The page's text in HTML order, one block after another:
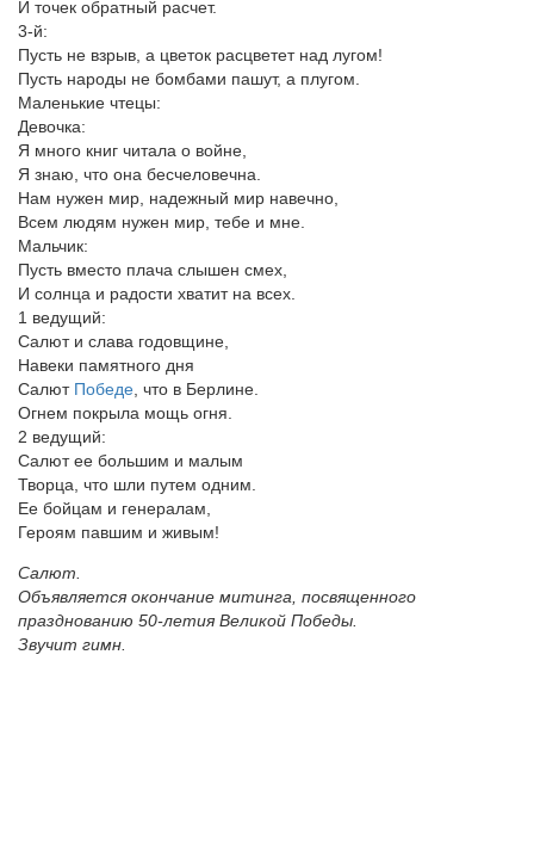
И точек обратный расчет.
3-й:
Пусть не взрыв, а цветок расцветет над лугом!
Пусть народы не бомбами пашут, а плугом.
Маленькие чтецы:
Девочка:
Я много книг читала о войне,
Я знаю, что она бесчеловечна.
Нам нужен мир, надежный мир навечно,
Всем людям нужен мир, тебе и мне.
Мальчик:
Пусть вместо плача слышен смех,
И солнца и радости хватит на всех.
1 ведущий:
Салют и слава годовщине,
Навеки памятного дня
Салют Победе , что в Берлине.
Огнем покрыла мощь огня.
2 ведущий:
Салют ее большим и малым
Творца, что шли путем одним.
Ее бойцам и генералам,
Героям павшим и живым!
Салют.
Объявляется окончание митинга, посвященного
празднованию 50-летия Великой Победы.
Звучит гимн.